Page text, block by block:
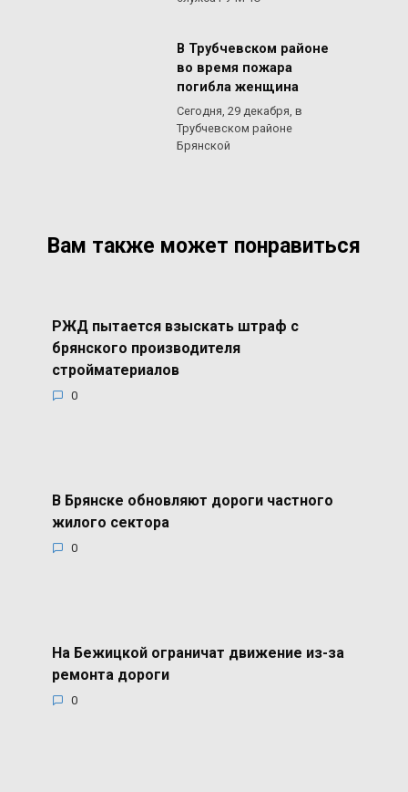
В Трубчевском районе
во время пожара
погибла женщина
Сегодня, 29 декабря, в
Трубчевском районе
Брянской
Вам также может понравиться
РЖД пытается взыскать штраф с
брянского производителя
стройматериалов
0
В Брянске обновляют дороги частного
жилого сектора
0
На Бежицкой ограничат движение из-за
ремонта дороги
0